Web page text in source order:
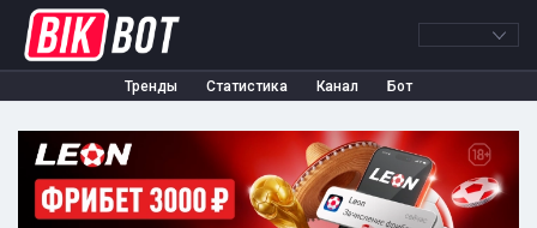
Тренды Статистика Канал Бот